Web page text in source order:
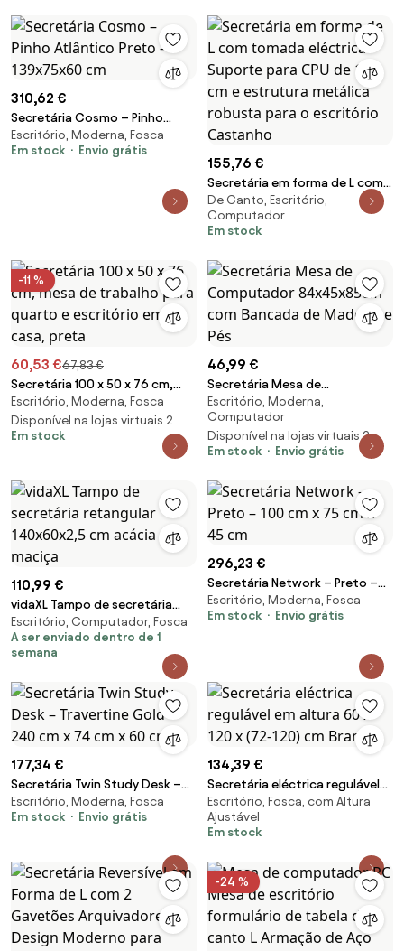
310,62 €
Secretária Cosmo – Pinho
Atlântico Preto – 139x75x60 cm
Escritório, Moderna, Fosca
Em stock
Envio grátis
155,76 €
Secretária em forma de L com
tomada eléctrica Suporte para
CPU de 168 cm e estrutura
metálica robusta para o
De Canto, Escritório,
Computador
Em stock
-11 %
60,53 €67,83 €
Secretária 100 x 50 x 76 cm,
mesa de trabalho para quarto
e escritório em casa, preta
Escritório, Moderna, Fosca
Disponível na lojas virtuais 2
Em stock
46,99 €
Secretária Mesa de
Computador 84x45x85cm com
Bancada de Madeira e Pés
Escritório, Moderna,
Computador
Disponível na lojas virtuais 2
Em stock
Envio grátis
110,99 €
vidaXL Tampo de secretária
retangular 140x60x2,5 cm
acácia maciça
Escritório, Computador, Fosca
A ser enviado dentro de 1
semana
296,23 €
Secretária Network – Preto –
100 cm x 75 cm x 45 cm
Escritório, Moderna, Fosca
Em stock
Envio grátis
177,34 €
Secretária Twin Study Desk –
Travertine Gold – 240 cm x 74
cm x 60 cm
Escritório, Moderna, Fosca
Em stock
Envio grátis
134,39 €
Secretária eléctrica regulável
em altura 60 x 120 x (72-120) cm
Branca
Escritório, Fosca, com Altura
Ajustável
Em stock
-24 %